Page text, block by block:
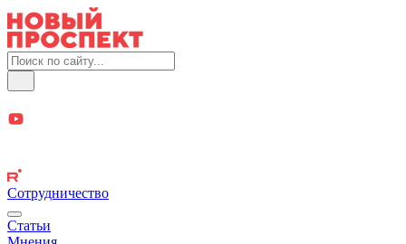
Сотрудничество
Статьи